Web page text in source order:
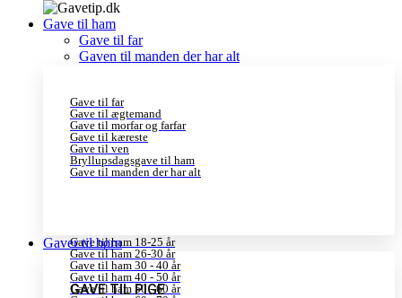
Gave til ham
Gave til far
Gaven til manden der har alt
Gave til far
Gave til ægtemand
Gave til morfar og farfar
Gave til kæreste
Gave til ven
Bryllupsdagsgave til ham
Gave til manden der har alt
Gave til ham 18-25 år
Gave til ham 26-30 år
Gave til ham 30 - 40 år
Gave til ham 40 - 50 år
Gave til ham 50 - 60 år
Gaver til børn
GAVE TIL PIGE